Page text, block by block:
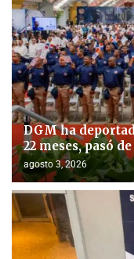
DGM ha
22 meses, pasó
agosto 3, 2026